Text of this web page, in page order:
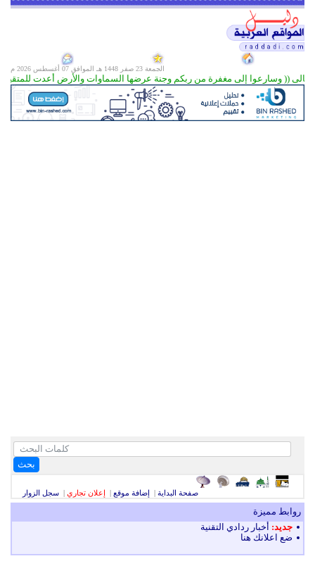
الجمعة 23 صفر 1448 هـ الموافق
(( وسارعوا إلى مغفرة من ربكم وجنة عرضها السماوات والأرض أعدت للمتقين ( 133) )) سورة آل عمران
بحث
صفحة البداية | إضافة موقع | إعلان تجاري | سجل الزوار
روابط مميزة
جديد: أخبار ردادي التقنية
ضع اعلانك هنا